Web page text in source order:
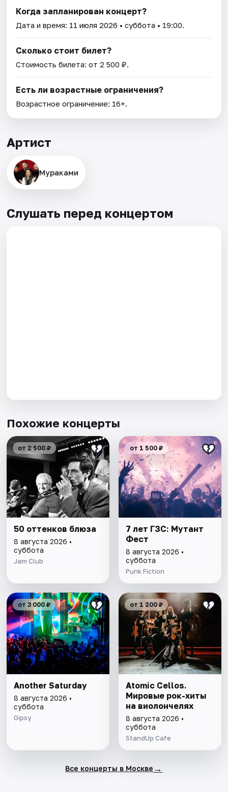
Когда запланирован концерт?
Дата и время: 11 июля 2026 • суббота • 19:00.
Сколько стоит билет?
Стоимость билета: от 2 500 ₽.
Есть ли возрастные ограничения?
Возрастное ограничение: 16+.
Артист
Мураками
Слушать перед концертом
Похожие концерты
от 2 500 ₽
50 оттенков блюза
8 августа 2026 •
суббота
Jam Club
от 1 500 ₽
7 лет ГЗС: Мутант
Фест
8 августа 2026 •
суббота
Punk Fiction
от 3 000 ₽
Another Saturday
8 августа 2026 •
суббота
Gipsy
от 1 200 ₽
Atomic Cellos.
Мировые рок-хиты
на виолончелях
8 августа 2026 •
суббота
StandUp Cafe
Все концерты в Москве →